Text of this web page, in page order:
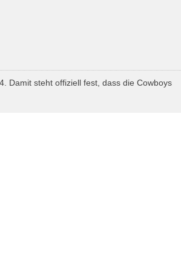
Damit steht offiziell fest, dass die Cowboys